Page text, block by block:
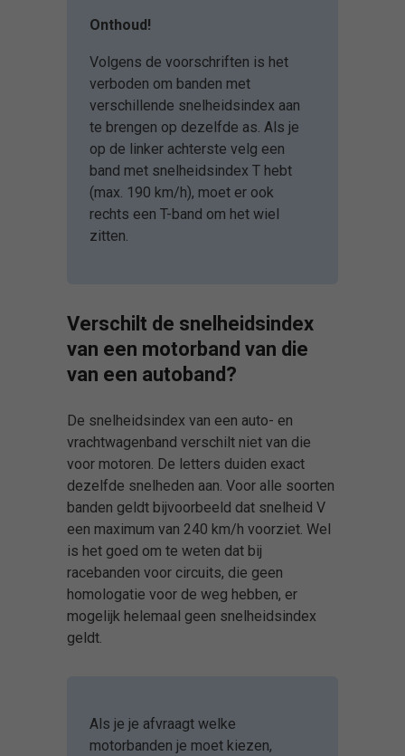
Onthoud!
Volgens de voorschriften is het
verboden om banden met
verschillende snelheidsindex aan
te brengen op dezelfde as. Als je
op de linker achterste velg een
band met snelheidsindex T hebt
(max. 190 km/h), moet er ook
rechts een T-band om het wiel
zitten.
Verschilt de snelheidsindex
van een motorband van die
van een autoband?
De snelheidsindex van een auto- en
vrachtwagenband verschilt niet van die
voor motoren. De letters duiden exact
dezelfde snelheden aan. Voor alle soorten
banden geldt bijvoorbeeld dat snelheid V
een maximum van 240 km/h voorziet. Wel
is het goed om te weten dat bij
racebanden voor circuits, die geen
homologatie voor de weg hebben, er
mogelijk helemaal geen snelheidsindex
geldt.
Als je je afvraagt welke
motorbanden je moet kiezen,